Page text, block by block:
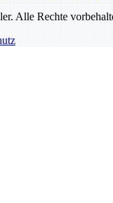
Alle Rechte